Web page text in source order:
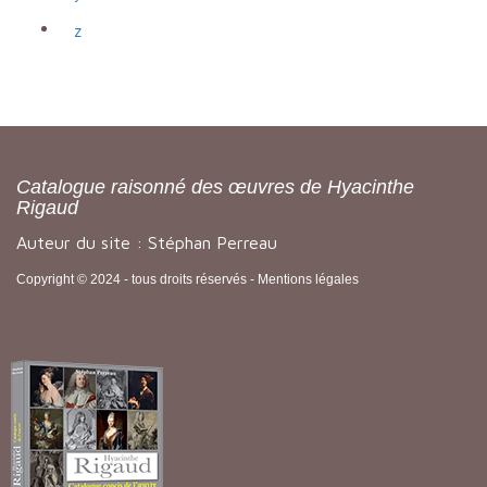
z
Catalogue raisonné des œuvres de Hyacinthe
Rigaud
Auteur du site : Stéphan Perreau
Copyright © 2024 - tous droits réservés - Mentions légales